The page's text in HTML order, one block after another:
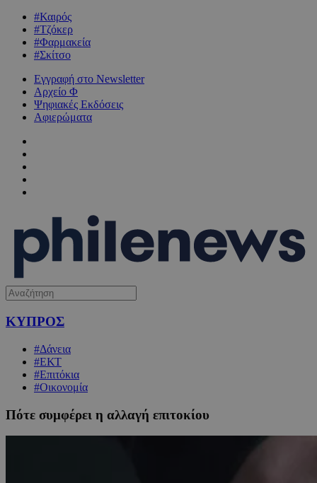
#Καιρός
#Τζόκερ
#Φαρμακεία
#Σκίτσο
Εγγραφή στο Newsletter
Αρχείο Φ
Ψηφιακές Εκδόσεις
Αφιερώματα
ΚΥΠΡΟΣ
#Δάνεια
#ΕΚΤ
#Επιτόκια
#Οικονομία
Πότε συμφέρει η αλλαγή επιτοκίου